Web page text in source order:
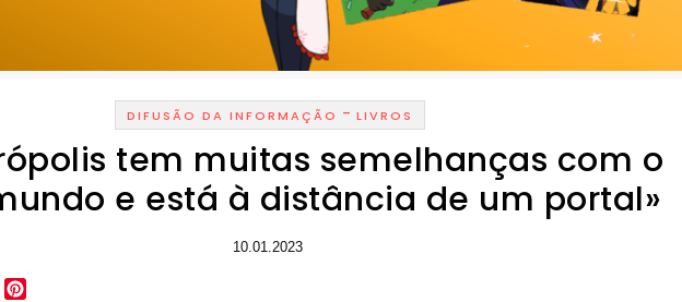
DIFUSÃO DA INFORMAÇÃO - LIVROS
tem muitas semelhanças com o
e está à distância de um portal»
10.01.2023
Copy